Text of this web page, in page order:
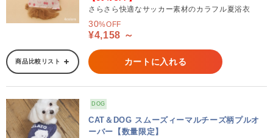
さらさら快適なサッカー素材のカラフル夏浴衣
30%OFF
¥4,158 ～
商品比較リスト カートに入れる
DOG
CAT＆DOG スムーズィーマルチーズ柄プルオ
ーバー【数量限定】